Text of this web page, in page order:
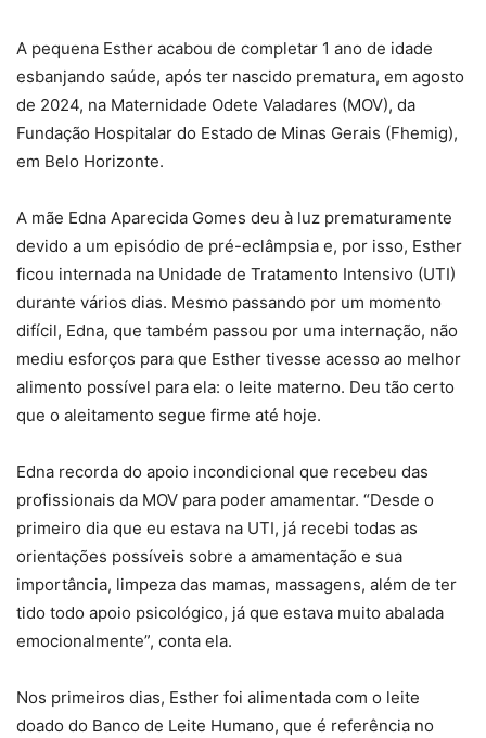
A pequena Esther acabou de completar 1 ano de idade
esbanjando saúde, após ter nascido prematura, em agosto
de 2024, na Maternidade Odete Valadares (MOV), da
Fundação Hospitalar do Estado de Minas Gerais (Fhemig),
em Belo Horizonte.
A mãe Edna Aparecida Gomes deu à luz prematuramente
devido a um episódio de pré-eclâmpsia e, por isso, Esther
ficou internada na Unidade de Tratamento Intensivo (UTI)
durante vários dias. Mesmo passando por um momento
difícil, Edna, que também passou por uma internação, não
mediu esforços para que Esther tivesse acesso ao melhor
alimento possível para ela: o leite materno. Deu tão certo
que o aleitamento segue firme até hoje.
Edna recorda do apoio incondicional que recebeu das
profissionais da MOV para poder amamentar. “Desde o
primeiro dia que eu estava na UTI, já recebi todas as
orientações possíveis sobre a amamentação e sua
importância, limpeza das mamas, massagens, além de ter
tido todo apoio psicológico, já que estava muito abalada
emocionalmente”, conta ela.
Nos primeiros dias, Esther foi alimentada com o leite
doado do Banco de Leite Humano, que é referência no